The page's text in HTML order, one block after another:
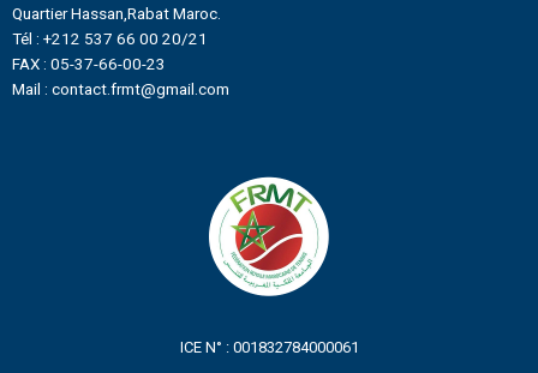
Quartier Hassan,Rabat Maroc.
Tél : +212 537 66 00 20/21
FAX : 05-37-66-00-23
Mail : contact.frmt@gmail.com
ICE N° : 001832784000061